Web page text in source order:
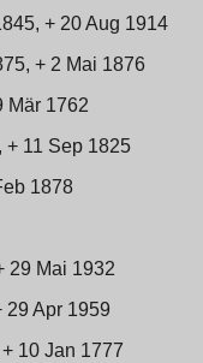
+ 20 Aug 1914
+ 2 Mai 1876
Mär 1762
+ 11 Sep 1825
1878
29 Mai 1932
29 Apr 1959
10 Jan 1777